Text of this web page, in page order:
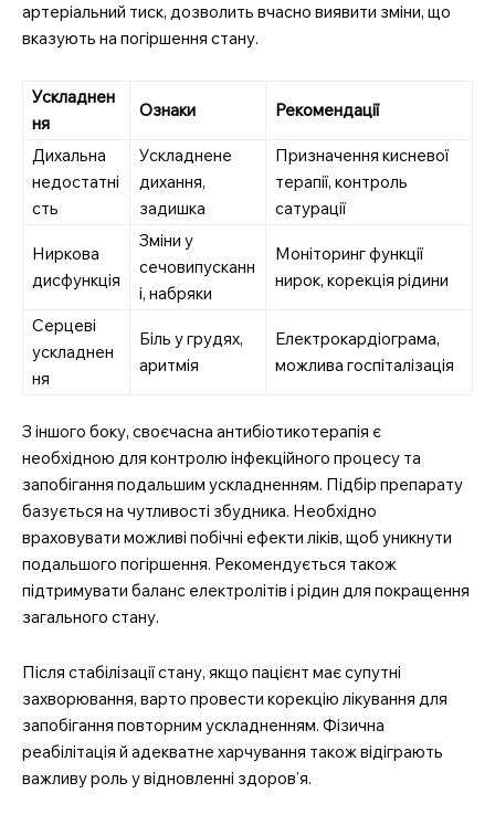
артеріальний тиск, дозволить вчасно виявити зміни, що
вказують на погіршення стану.
Ускладнен
ня
Ознаки Рекомендації
Дихальна
недостатні
сть
Ускладнене
дихання,
задишка
Призначення кисневої
терапії, контроль
сатурації
Ниркова
дисфункція
Зміни у
сечовипусканн
і, набряки
Моніторинг функції
нирок, корекція рідини
Серцеві
ускладнен
ня
Біль у грудях,
аритмія
Електрокардіограма,
можлива госпіталізація
З іншого боку, своєчасна антибіотикотерапія є
необхідною для контролю інфекційного процесу та
запобігання подальшим ускладненням. Підбір препарату
базується на чутливості збудника. Необхідно
враховувати можливі побічні ефекти ліків, щоб уникнути
подальшого погіршення. Рекомендується також
підтримувати баланс електролітів і рідин для покращення
загального стану.
Після стабілізації стану, якщо пацієнт має супутні
захворювання, варто провести корекцію лікування для
запобігання повторним ускладненням. Фізична
реабілітація й адекватне харчування також відіграють
важливу роль у відновленні здоров’я.